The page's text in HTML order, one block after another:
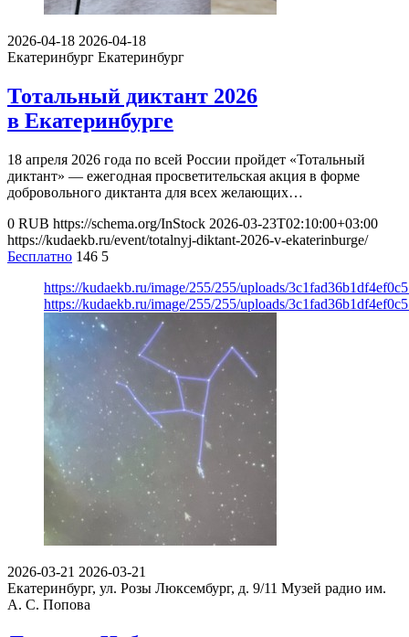
2026-04-18 2026-04-18
Екатеринбург Екатеринбург
Тотальный диктант 2026
в Екатеринбурге
18 апреля 2026 года по всей России пройдет «Тотальный
диктант» — ежегодная просветительская акция в форме
добровольного диктанта для всех желающих…
0 RUB https://schema.org/InStock 2026-03-23T02:10:00+03:00
https://kudaekb.ru/event/totalnyj-diktant-2026-v-ekaterinburge/
Бесплатно 146 5
https://kudaekb.ru/image/255/255/uploads/
https://kudaekb.ru/image/255/255/uploads/
2026-03-21 2026-03-21
Екатеринбург, ул. Розы Люксембург, д. 9/11 Музей радио им.
А. С. Попова